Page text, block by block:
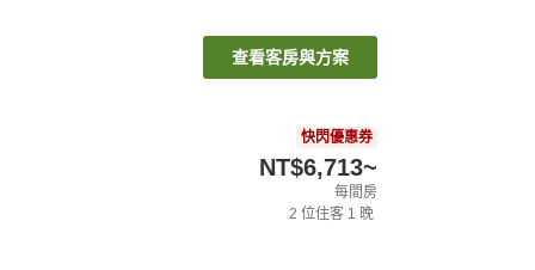
查看客房與方案
快閃優惠券
NT$6,713~
每間房
2 位住客 1 晚